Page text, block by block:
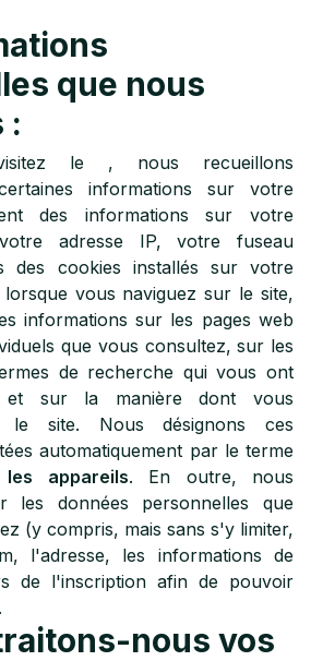
que nous
:
le , nous recueillons
informations sur votre
des informations sur votre
adresse IP, votre fuseau
des cookies installés sur votre
vous naviguez sur le site,
informations sur les pages web
que vous consultez, sur les
de recherche qui vous ont
et sur la manière dont vous
le site. Nous désignons ces
automatiquement par le terme
appareils. En outre, nous
les données personnelles que
(y compris, mais sans s'y limiter,
l'adresse, les informations de
de l'inscription afin de pouvoir
nous vos